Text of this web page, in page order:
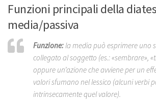
Funzioni principali della
media/passiva
Funzione: la media può esprimere uno
collegato al soggetto (es.: «sembrare»,
oppure un’azione che avviene per un
valori sfumano nel lessico (alcuni verbi
intrinsecamente quel valore).